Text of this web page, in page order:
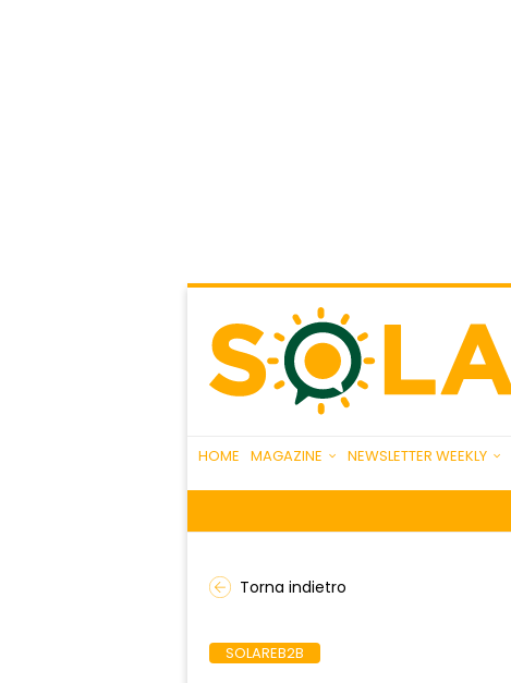
HOME MAGAZINE NEWSLETTER WEEKLY
Torna indietro
SOLAREB2B